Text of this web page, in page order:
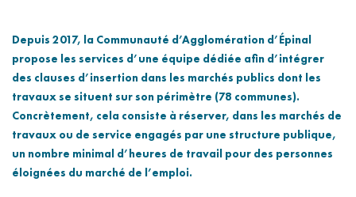
Depuis 2017, la Communauté d’Agglomération d’Épinal
propose les services d’une équipe dédiée afin d’intégrer
des clauses d’insertion dans les marchés publics dont les
travaux se situent sur son périmètre (78 communes).
Concrètement, cela consiste à réserver, dans les marchés de
travaux ou de service engagés par une structure publique,
un nombre minimal d’heures de travail pour des personnes
éloignées du marché de l’emploi.